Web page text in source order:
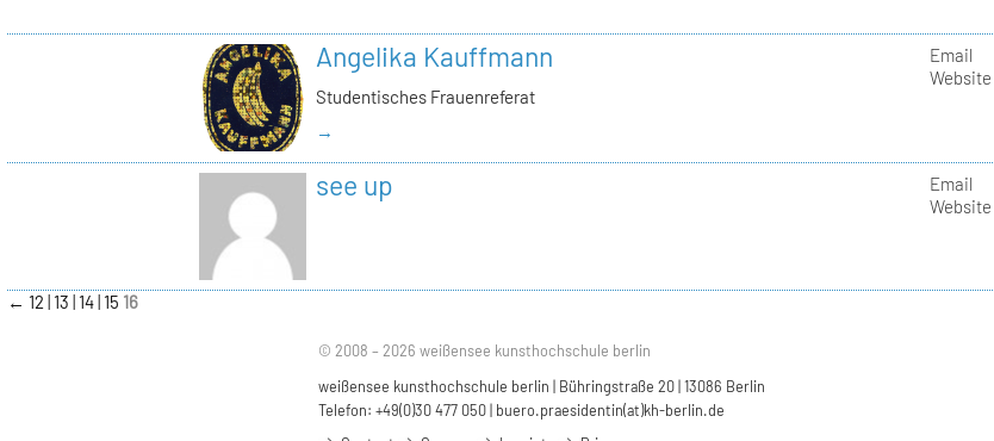
Angelika Kauffmann
Studentisches Frauenreferat
→
Email
Website
see up Email
Website
← 12 13 14 15 16
© 2008 – 2026 weißensee kunsthochschule berlin
weißensee kunsthochschule berlin | Bühringstraße 20 | 13086 Berlin
Telefon: +49(0)30 477 050 | buero.praesidentin(at)kh-berlin.de